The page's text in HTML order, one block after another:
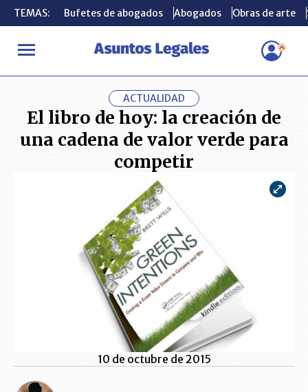
TEMAS: Bufetes de abogados Abogados Obras de arte
INICIO ACTUALIDAD El libro de hoy: la creación de una
TEMAS: Bufetes de abogados Abogados Obras de arte
ACTUALIDAD
El libro de hoy: la creación de
una cadena de valor verde para
competir
10 de octubre de 2015